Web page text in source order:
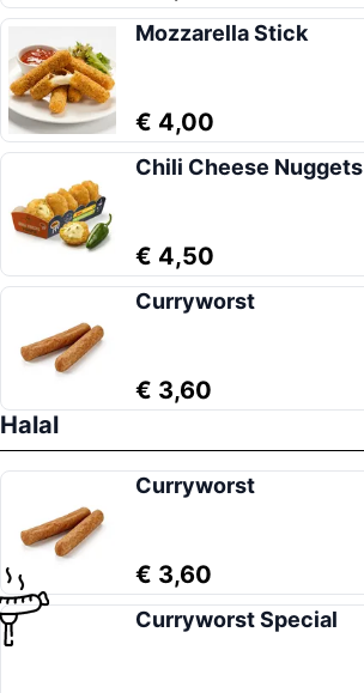
Mozzarella Stick
€ 4,00
Chili Cheese Nuggets
€ 4,50
Curryworst
€ 3,60
Halal
Curryworst
€ 3,60
Curryworst Special